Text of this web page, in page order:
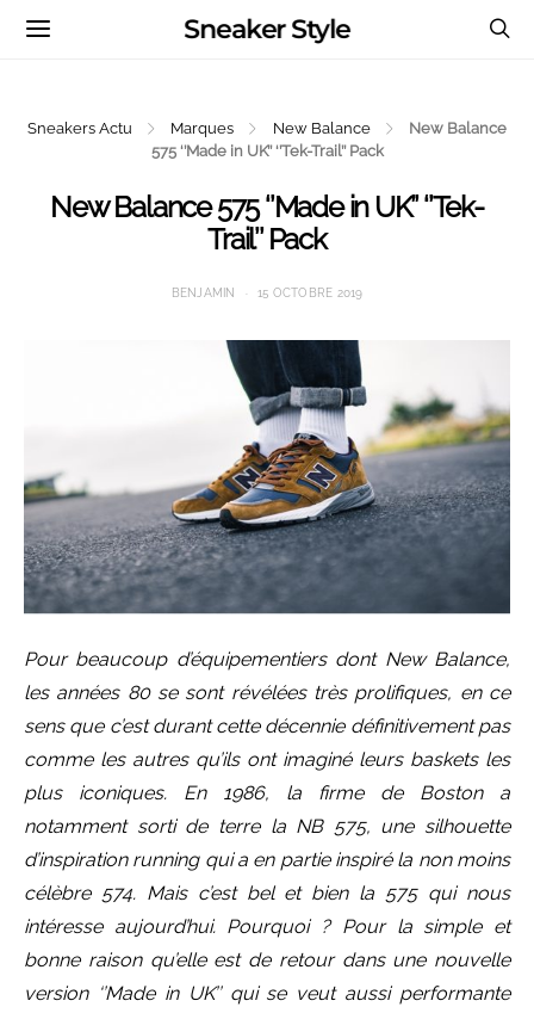
Sneaker Style
Sneakers Actu Marques New Balance
New Balance
575 ‘’Made in UK’’ ‘’Tek-Trail’’ Pack
New Balance 575 ‘’Made in UK’’ ‘’Tek-
Trail’’ Pack
BENJAMIN 15 OCTOBRE 2019
Pour beaucoup d’équipementiers dont New Balance,
les années 80 se sont révélées très prolifiques, en ce
sens que c’est durant cette décennie définitivement pas
comme les autres qu’ils ont imaginé leurs baskets les
plus iconiques. En 1986, la firme de Boston a
notamment sorti de terre la NB 575, une silhouette
d’inspiration running qui a en partie inspiré la non moins
célèbre 574. Mais c’est bel et bien la 575 qui nous
intéresse aujourd’hui. Pourquoi ? Pour la simple et
bonne raison qu’elle est de retour dans une nouvelle
version ‘’Made in UK’’ qui se veut aussi performante